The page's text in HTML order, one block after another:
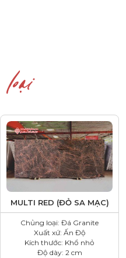
MULTI RED (ĐỎ SA MẠC)
Chủng loại: Đá Granite
Xuất xứ: Ấn Độ
Kích thước: Khổ nhỏ
Độ dày: 2 cm